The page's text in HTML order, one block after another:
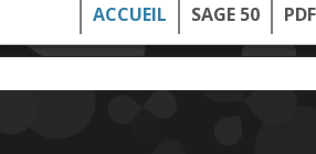
ACCUEIL SAGE 50